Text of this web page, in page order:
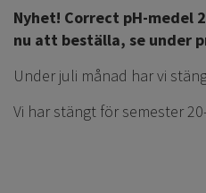
Nyhet! Correct pH-medel
nu att beställa, se under
Under juli månad har vi
Vi har stängt för semester